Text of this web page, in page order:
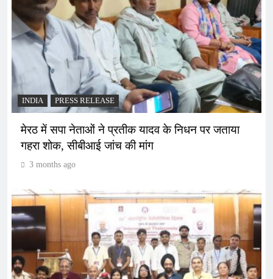
INDIA PRESS RELEASE
मेरठ में सपा नेताओं ने प्रतीक यादव के निधन पर जताया
गहरा शोक, सीबीआई जांच की मांग
3 months ago